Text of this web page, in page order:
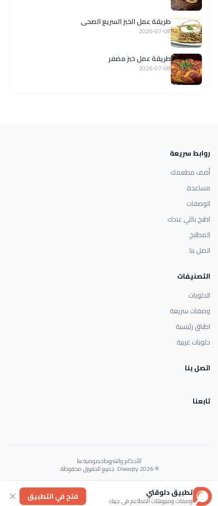
طريقة عمل الخبز السريع الصحى
2026-07-08
طريقة عمل خبز مضفر
2026-07-08
روابط سريعة
أضف مطعمك
مساعدة
الوصفات
اطبخ باللي عندك
المطابخ
اتصل بنا
التصنيفات
الحلويات
وصفات سريعة
اطباق رئيسية
حلويات غربية
اتصل بنا
تابعنا
الأحكام والشروطخصوصيةعنا
© 2026 Dlwaqty. جميع الحقوق محفوظة.
Powered byGAIT
تطبيق دلوقتي
وصفات ومنيوهات المطاعم في جيبك فتح في التطبيق